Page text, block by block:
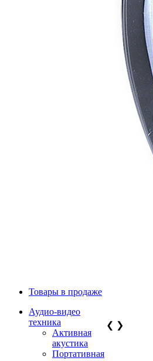
Товары в продаже
Аудио-видео
техника
Активная
акустика
Портативная
❮ ❯